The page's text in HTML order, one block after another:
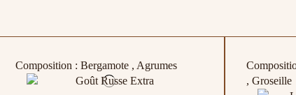
Composition : Bergamote , Agrumes
, Groseille